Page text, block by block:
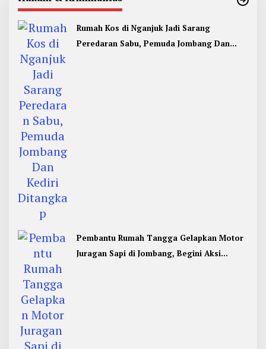
Rumah Kos di Nganjuk Jadi Sarang
Peredaran Sabu, Pemuda Jombang Dan
Pembantu Rumah Tangga Gelapkan Motor
Juragan Sapi di Jombang, Begini Aksi